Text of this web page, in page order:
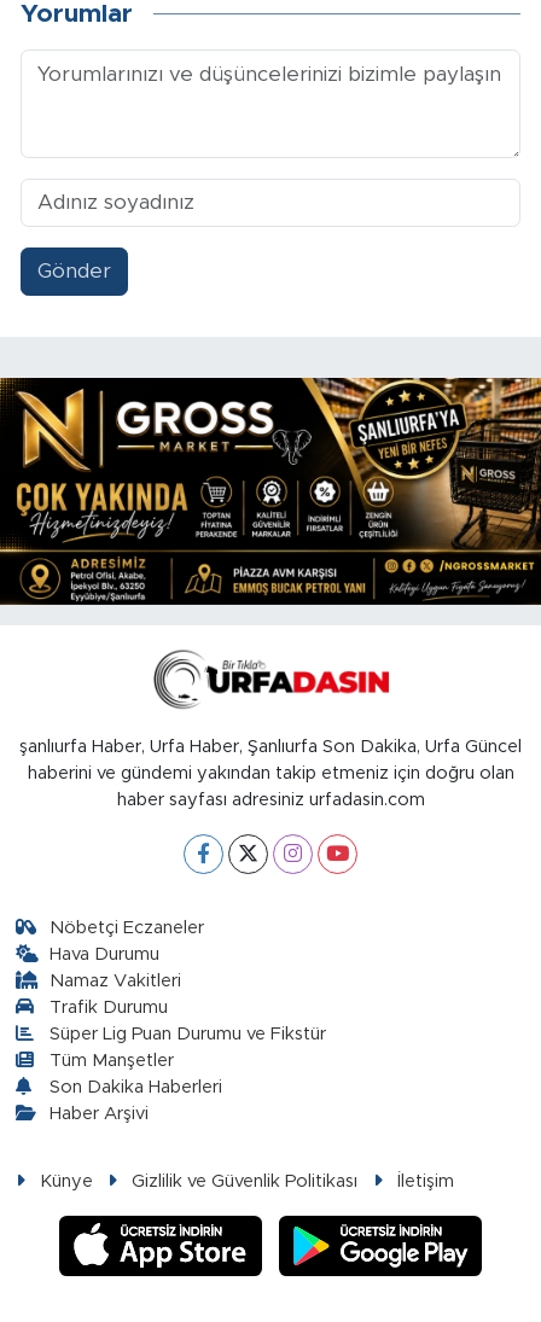
Yorumlar
Gönder
şanlıurfa Haber, Urfa Haber, Şanlıurfa Son Dakika, Urfa Güncel
haberini ve gündemi yakından takip etmeniz için doğru olan
haber sayfası adresiniz urfadasin.com
Nöbetçi Eczaneler
Hava Durumu
Namaz Vakitleri
Trafik Durumu
Süper Lig Puan Durumu ve Fikstür
Tüm Manşetler
Son Dakika Haberleri
Haber Arşivi
Künye Gizlilik ve Güvenlik Politikası İletişim